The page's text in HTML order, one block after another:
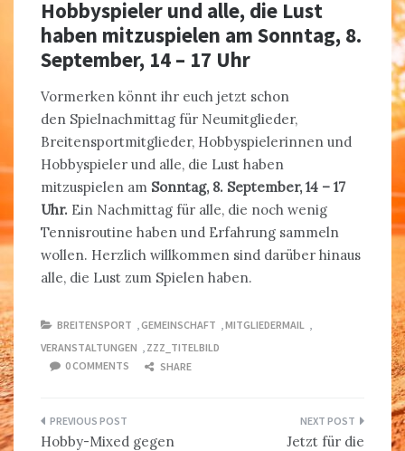
Hobbyspieler und alle, die Lust
haben mitzuspielen am Sonntag, 8.
September, 14 – 17 Uhr
Vormerken könnt ihr euch jetzt schon
den Spielnachmittag für Neumitglieder,
Breitensportmitglieder, Hobbyspielerinnen und
Hobbyspieler und alle, die Lust haben
mitzuspielen am Sonntag, 8. September, 14 – 17
Uhr. Ein Nachmittag für alle, die noch wenig
Tennisroutine haben und Erfahrung sammeln
wollen. Herzlich willkommen sind darüber hinaus
alle, die Lust zum Spielen haben.
BREITENSPORT GEMEINSCHAFT MITGLIEDERMAIL
VERANSTALTUNGEN
ZZZ_TITELBILD
0 COMMENTS
SHARE
Beitragsnavigation
Hobby-Mixed gegen
Jetzt für die